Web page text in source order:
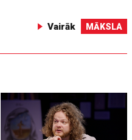
Vairāk MĀKSLA